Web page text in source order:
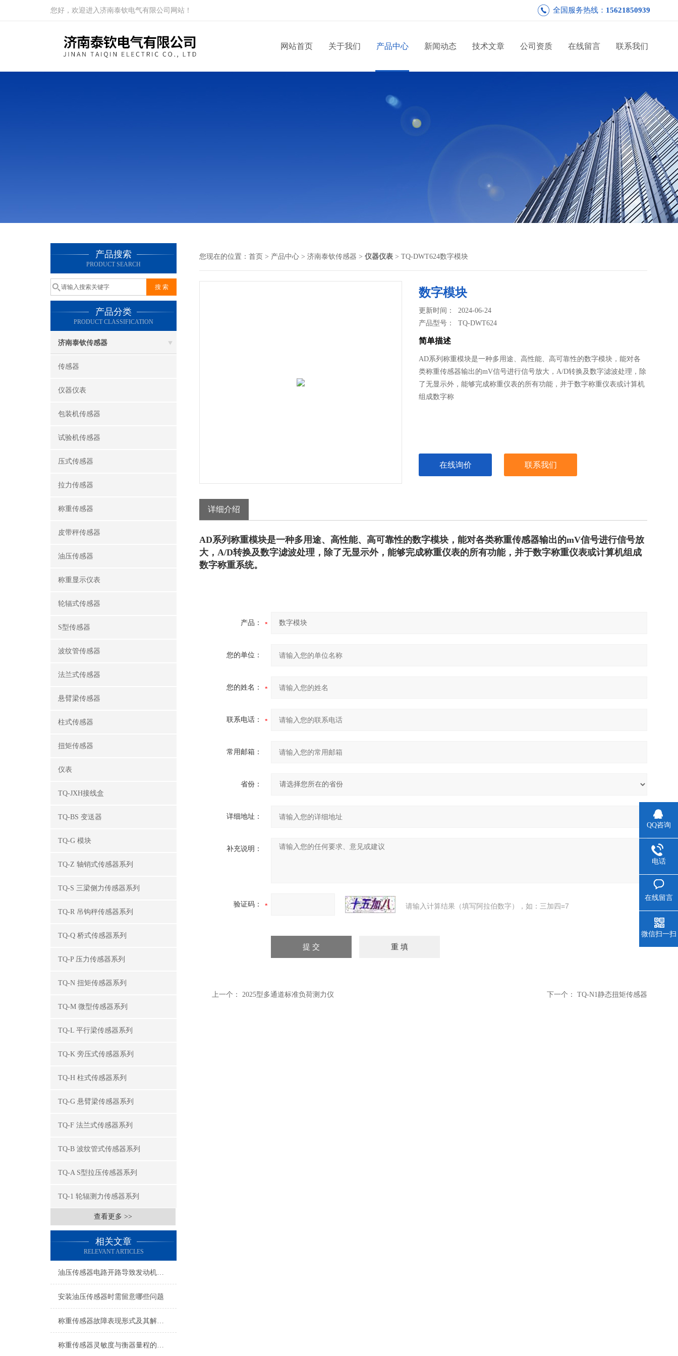
您好，欢迎进入济南泰钦电气有限公司网站！ 全国服务热线： 15621850939
网站首页 关于我们 产品中心 新闻动态 技术文章 公司资质 在线留言 联系我们
产品搜索
PRODUCT SEARCH
产品分类
PRODUCT CLASSIFICATION
济南泰钦传感器
传感器
仪器仪表
包装机传感器
试验机传感器
压式传感器
拉力传感器
称重传感器
皮带秤传感器
油压传感器
称重显示仪表
轮辐式传感器
S型传感器
波纹管传感器
法兰式传感器
悬臂梁传感器
柱式传感器
扭矩传感器
仪表
TQ-JXH接线盒
TQ-BS 变送器
TQ-G 模块
TQ-Z 轴销式传感器系列
TQ-S 三梁侧力传感器系列
TQ-R 吊钩秤传感器系列
TQ-Q 桥式传感器系列
TQ-P 压力传感器系列
TQ-N 扭矩传感器系列
TQ-M 微型传感器系列
TQ-L 平行梁传感器系列
TQ-K 旁压式传感器系列
TQ-H 柱式传感器系列
TQ-G 悬臂梁传感器系列
TQ-F 法兰式传感器系列
TQ-B 波纹管式传感器系列
TQ-A S型拉压传感器系列
TQ-1 轮辐测力传感器系列
查看更多 >>
相关文章
RELEVANT ARTICLES
油压传感器电路开路导致发动机无法起动
安装油压传感器时需留意哪些问题
称重传感器故障表现形式及其解决方法
称重传感器灵敏度与衡器量程的关系
您现在的位置： 首页 > 产品中心 > 济南泰钦传感器 > 仪器仪表 > TQ-DWT624数字模块
数字模块
更新时间： 2024-06-24
产品型号：TQ-DWT624
简单描述
AD系列称重模块是一种多用途、高性能、高可靠性的数字模块，能对各
类称重传感器输出的mV信号进行信号放大，A/D转换及数字滤波处理，除
了无显示外，能够完成称重仪表的所有功能，并于数字称重仪表或计算机
组成数字称
在线询价 联系我们
详细介绍
AD系列称重模块是一种多用途、高性能、高可靠性的数字模块 ，能对各类称重传感器输出的mV信号进行信号放
大， A/D转换及数字滤波处理，除了无显示外，能够完成称重仪表的所有功能，并于数字称重仪表或计算机组成
数字称重系统。
产品：
您的单位：
您的姓名：
联系电话：
常用邮箱：
省份：
详细地址：
补充说明：
验证码： 请输入计算结果（填写阿拉伯数字），如：三加四=7
上一个： 2025型多通道标准负荷测力仪 下一个： TQ-N1静态扭矩传感器
QQ咨询
电话
在线留言
微信扫一扫